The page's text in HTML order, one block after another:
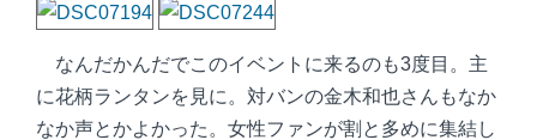
なんだかんだでこのイベントに来るのも3度目。主
に花柄ランタンを見に。対バンの金木和也さんもなか
なか声とかよかった。女性ファンが割と多めに集結し